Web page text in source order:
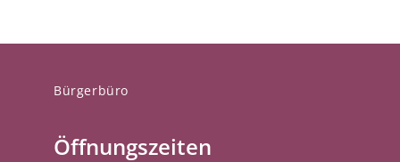
Bürgerbüro
Öffnungszeiten